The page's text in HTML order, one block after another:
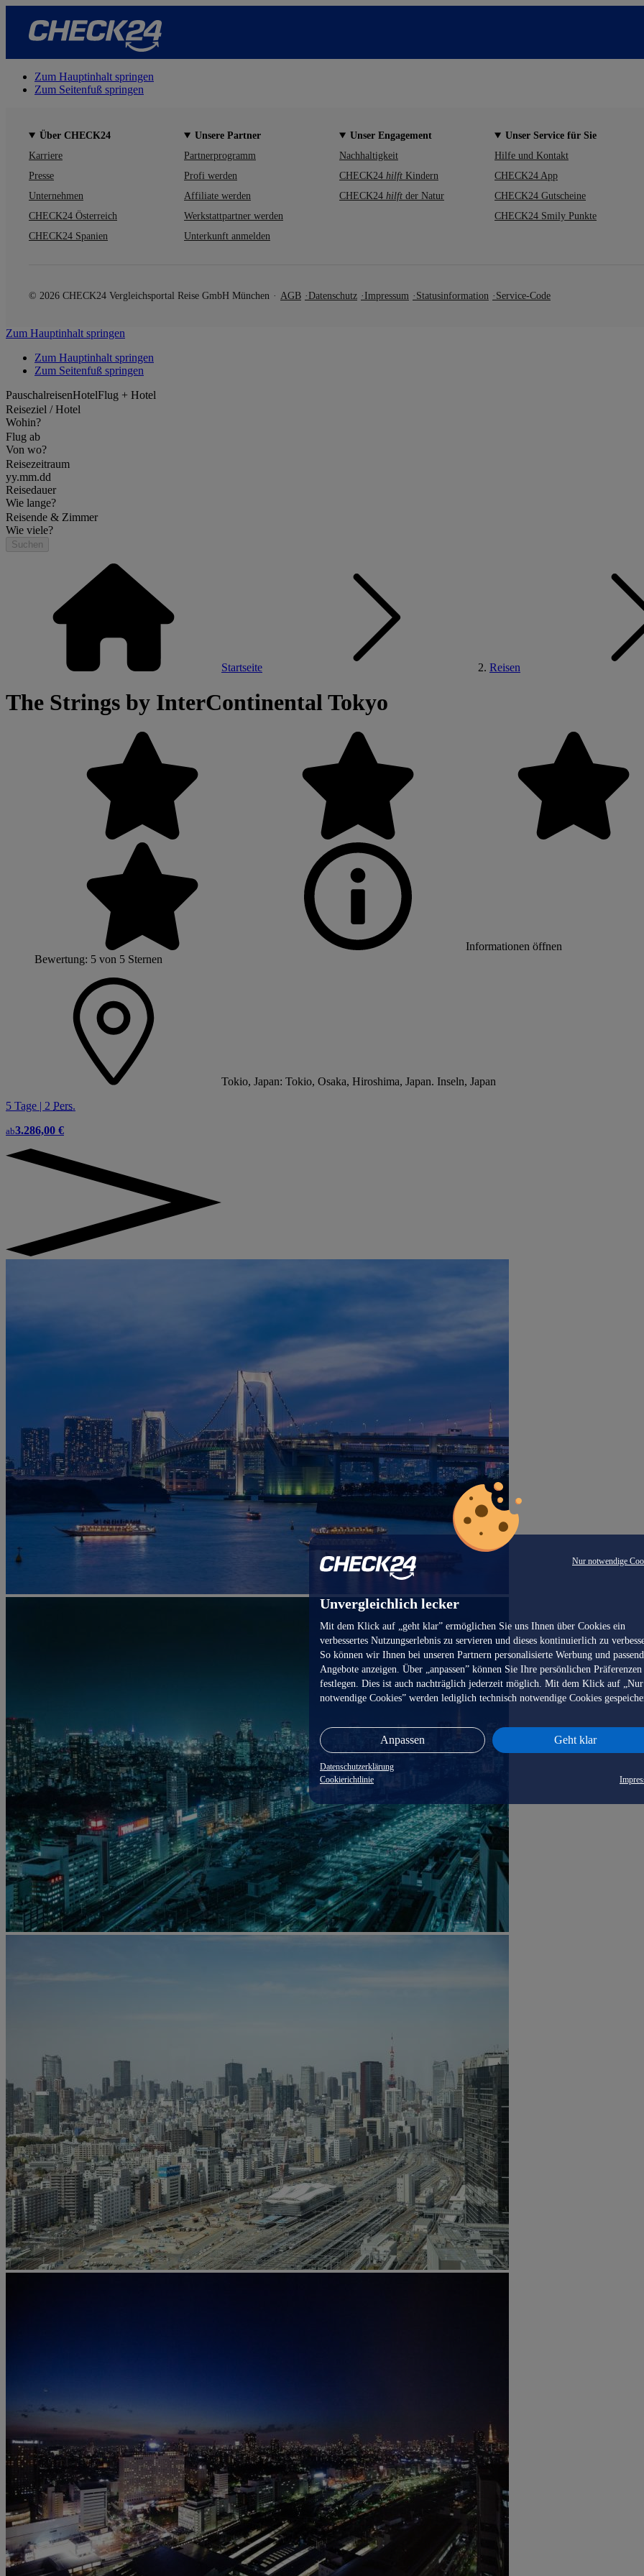
Nur notwendige
Unvergleichlich lecker
Mit dem Klick auf „geht klar” ermöglichen Sie uns Ihnen über Cookies ein
verbessertes Nutzungserlebnis zu servieren und dieses kontinuierlich zu
So können wir Ihnen bei unseren Partnern personalisierte Werbung und
Angebote anzeigen. Über „anpassen” können Sie Ihre persönlichen Präferenzen
festlegen. Dies ist auch nachträglich jederzeit möglich. Mit dem Klick auf „Nur
notwendige Cookies” werden lediglich technisch notwendige Cookies
Anpassen Geht klar
Datenschutzerklärung
Cookierichtlinie
Zum Hauptinhalt springen
Zum Seitenfuß springen
Über CHECK24
Karriere
Presse
Unternehmen
CHECK24 Österreich
CHECK24 Spanien
Unsere Partner
Partnerprogramm
Profi werden
Affiliate werden
Werkstattpartner werden
Unterkunft anmelden
Unser Engagement
Nachhaltigkeit
CHECK24 hilft Kindern
CHECK24 hilft der Natur
Unser Service für Sie
Hilfe und Kontakt
CHECK24 App
CHECK24 Gutscheine
CHECK24 Smily Punkte
© 2026 CHECK24 Vergleichsportal Reise GmbH München AGB Datenschutz Impressum Statusinformation Service-Code
Zum Hauptinhalt springen
Zum Hauptinhalt springen
Zum Seitenfuß springen
PauschalreisenHotelFlug + Hotel
Reiseziel / Hotel
Wohin?
Flug ab
Von wo?
Reisezeitraum
yy.mm.dd
Reisedauer
Wie lange?
Reisende & Zimmer
Wie viele?
Suchen
Startseite Reisen
The Strings by InterContinental Tokyo
Informationen öffnen
Bewertung: 5 von 5 Sternen
Tokio, Japan: Tokio, Osaka, Hiroshima, Japan. Inseln, Japan
5 Tage | 2 Pers.
ab3.286,00 €